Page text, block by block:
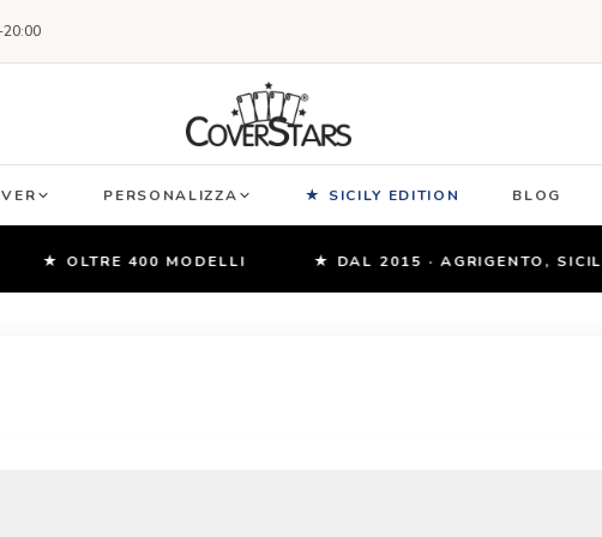
20:00
PERSONALIZZA ★ SICILY EDITION BLOG
★ OLTRE 400 MODELLI ★ DAL 2015 · AGRIGENTO, SICILIA